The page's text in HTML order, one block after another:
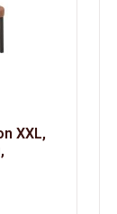
XXL,